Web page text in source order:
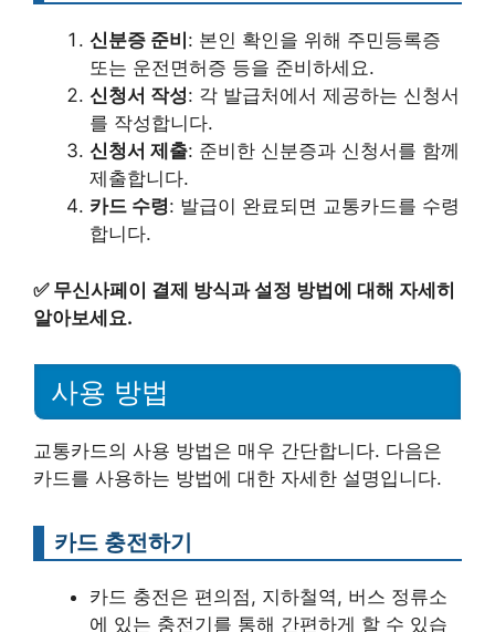
신분증 준비 : 본인 확인을 위해 주민등록증
또는 운전면허증 등을 준비하세요.
신청서 작성: 각 발급처에서 제공하는 신청서
를 작성합니다.
신청서 제출: 준비한 신분증과 신청서를 함께
제출합니다.
카드 수령: 발급이 완료되면 교통카드를 수령
합니다.
✅ 무신사페이 결제 방식과 설정 방법에 대해 자세히
알아보세요.
사용 방법
교통카드의 사용 방법은 매우 간단합니다. 다음은
카드를 사용하는 방법에 대한 자세한 설명입니다.
카드 충전하기
카드 충전은 편의점, 지하철역, 버스 정류소
에 있는 충전기를 통해 간편하게 할 수 있습